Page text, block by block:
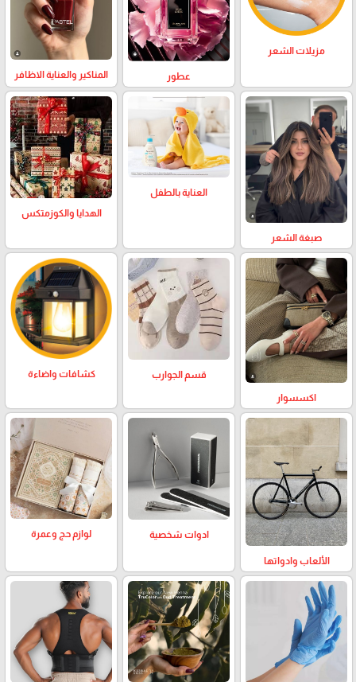
مزيلات الشعر
عطور المناكير والعناية الاظافر
صبغة الشعر
العناية بالطفل
الهدايا والكوزمتكس
اكسسوار
قسم الجوارب كشافات واضاءة
الألعاب وادواتها
ادوات شخصية لوازم حج وعمرة